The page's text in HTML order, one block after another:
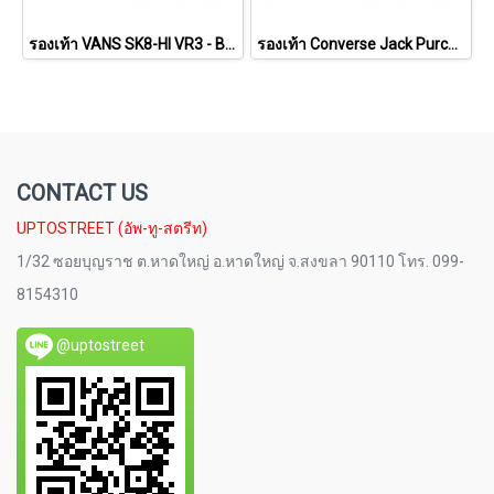
รองเท้า VANS SK8-HI VR3 - Black/Marshmallow [VN0005UN1KP] รองเท้า Converse Jack Purcell Cotton Ox - White [164057CWW]
CONTACT US
UPTOSTREET (อัพ-ทู-สตรีท)
1/32 ซอยบุญราช ต.หาดใหญ่ อ.หาดใหญ่ จ.สงขลา 90110 โทร. 099-
8154310
@uptostreet